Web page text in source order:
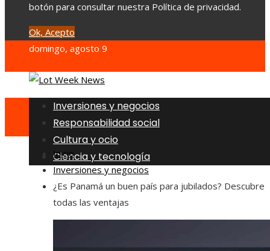
botón para consultar nuestra Política de privacidad.
Ok, Acepto
domingo, agosto 9
Inversiones y negocios
Responsabilidad social
Cultura y ocio
Ciencia y tecnología
Inicio
Inversiones y negocios
¿Es Panamá un buen país para jubilados? Descubre
todas las ventajas